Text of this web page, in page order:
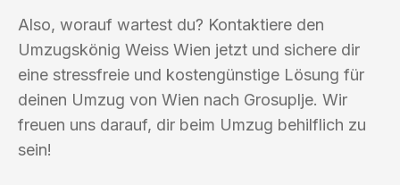
Also, worauf wartest du? Kontaktiere den
Umzugskönig Weiss Wien jetzt und sichere dir
eine stressfreie und kostengünstige Lösung für
deinen Umzug von Wien nach Grosuplje. Wir
freuen uns darauf, dir beim Umzug behilflich zu
sein!